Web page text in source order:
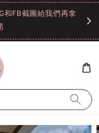
和FB截圖給我們再拿